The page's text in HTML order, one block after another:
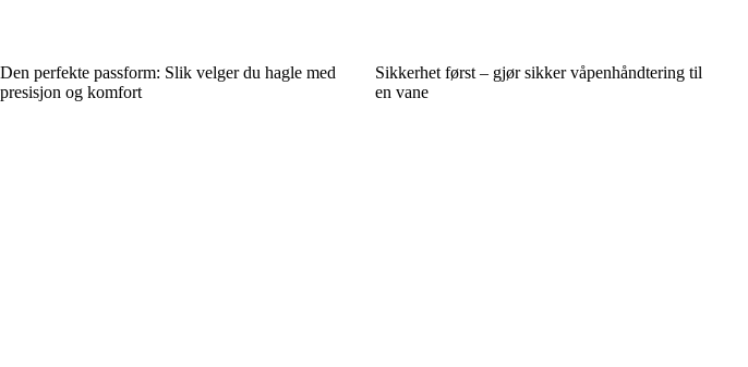
Den perfekte passform: Slik velger du hagle med
presisjon og komfort
Sikkerhet først – gjør sikker våpenhåndtering til
en vane